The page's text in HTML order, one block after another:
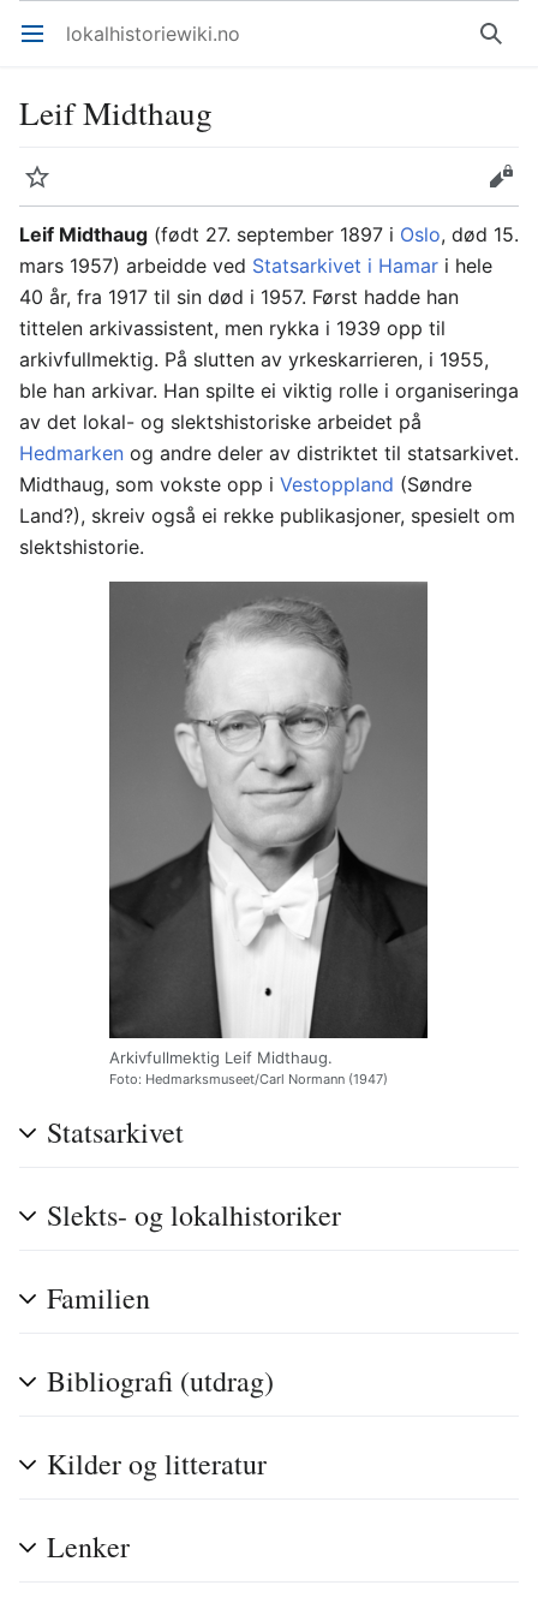
Åpne hovedmenyen lokalhistoriewiki.no Søk
Leif Midthaug
Overvåk
Rediger
Leif Midthaug (født 27. september 1897 i Oslo, død 15.
mars 1957) arbeidde ved Statsarkivet i Hamar i hele
40 år, fra 1917 til sin død i 1957. Først hadde han
tittelen arkivassistent, men rykka i 1939 opp til
arkivfullmektig. På slutten av yrkeskarrieren, i 1955,
ble han arkivar. Han spilte ei viktig rolle i organiseringa
av det lokal- og slektshistoriske arbeidet på
Hedmarken og andre deler av distriktet til statsarkivet.
Midthaug, som vokste opp i Vestoppland (Søndre
Land?), skreiv også ei rekke publikasjoner, spesielt om
slektshistorie.
Arkivfullmektig Leif Midthaug.
Foto: Hedmarksmuseet/Carl Normann (1947)
Statsarkivet
Slekts- og lokalhistoriker
Familien
Bibliografi (utdrag)
Kilder og litteratur
Lenker